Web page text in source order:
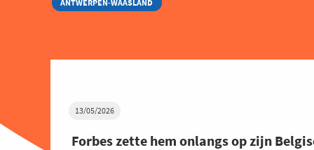
ANTWERPEN-WAASLAND
13/05/2026
Forbes zette hem onlangs op zijn